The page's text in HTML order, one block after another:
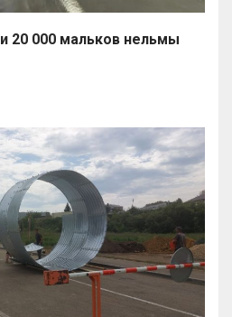
20 000 мальков нельмы